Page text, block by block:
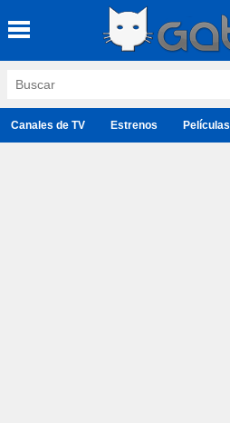
Canales de TV Estrenos Películas